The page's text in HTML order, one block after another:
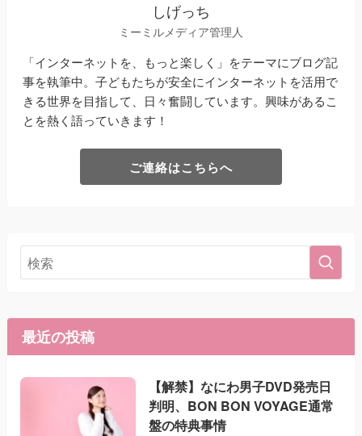
しげっち
ミーミルメディア管理人
「インターネットを、もっと楽しく」をテーマにブログ記
事を執筆中。子どもたちが安全にインターネットを活用で
きる世界を目指して、日々奮闘しています。興味があるこ
とを熱く語っていきます！
ご連絡はこちらへ
最近の投稿
【解禁】なにわ男子DVD発売日
判明、BON BON VOYAGE通常
盤の特典事情